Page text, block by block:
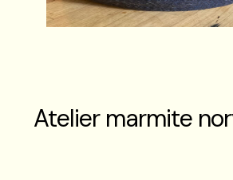
Atelier marmite